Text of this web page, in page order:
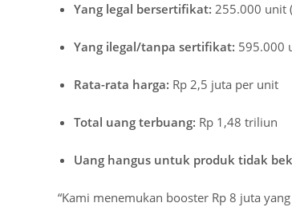
Yang legal bersertifikat: 255.000 unit
Yang ilegal/tanpa sertifikat: 595.000
Rata-rata harga: Rp 2,5 juta per unit
Total uang terbuang: Rp 1,48 triliun
Uang hangus untuk produk tidak
“Kami menemukan booster Rp 8 juta